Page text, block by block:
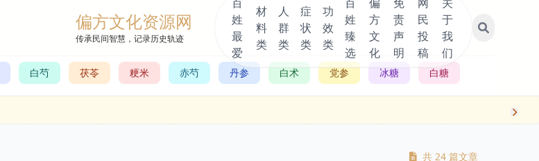
偏方文化资源网
传承民间智慧，记录历史轨迹
姓
最
爱
材
料
类
人
群
类
症
状
类
功
效
类
姓
臻
选
方
文
化
责
声
明
民
投
稿
于
我
们
白芍 茯苓 粳米 赤芍 丹参 白术 党参 冰糖 白糖
共 24 篇文章